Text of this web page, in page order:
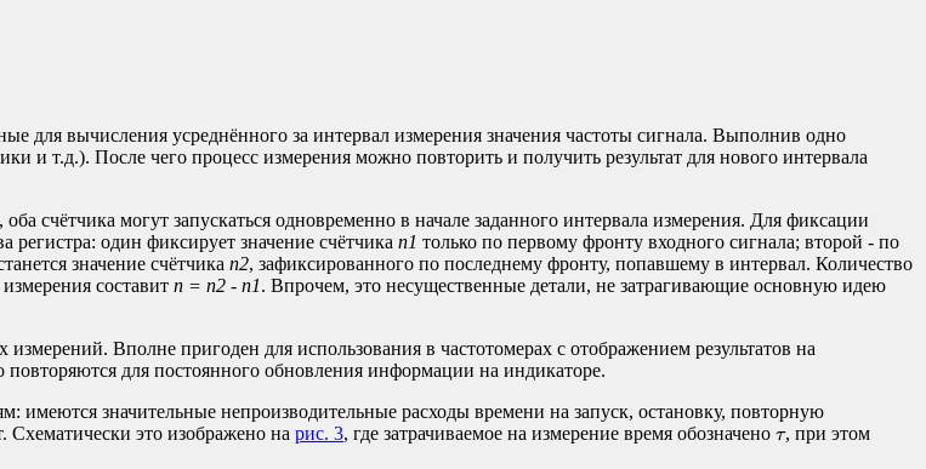
для вычисления усреднённого за интервал измерения значения частоты сигнала. Выполнив одно
и т.д.). После чего процесс измерения можно повторить и получить результат для нового интервала
счётчика могут запускаться одновременно в начале заданного интервала измерения. Для фиксации
регистра: один фиксирует значение счётчика n1 только по первому фронту входного сигнала; второй - по
значение счётчика n2, зафиксированного по последнему фронту, попавшему в интервал. Количество
составит n = n2 - n1. Впрочем, это несущественные детали, не затрагивающие основную идею
Вполне пригоден для использования в частотомерах с отображением результатов на
для постоянного обновления информации на индикаторе.
имеются значительные непроизводительные расходы времени на запуск, остановку, повторную
Схематически это изображено на рис. 3, где затрачиваемое на измерение время обозначено τ
τ, при этом